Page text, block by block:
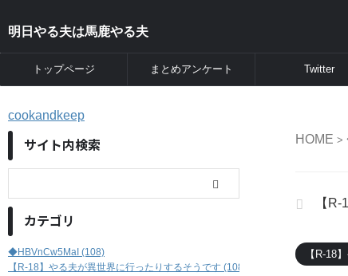
明日やる夫は馬鹿やる夫
トップページ まとめアンケート Twitter
HOME >
【
【R-18
cookandkeep
サイト内検索
カテゴリ
◆HBVnCw5MaI (108)
【R-18】やる夫が異世界に行ったりするそうです (108)